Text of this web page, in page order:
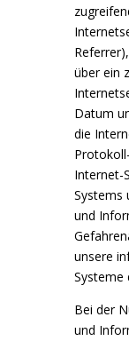
über ein
Datum
die
Internet-
Systems
und
unsere
Systeme
Bei der
und